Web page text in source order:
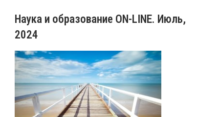
Наука и образование ON-LINE. Июль,
2024